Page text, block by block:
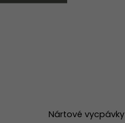
Nártové vycpávky